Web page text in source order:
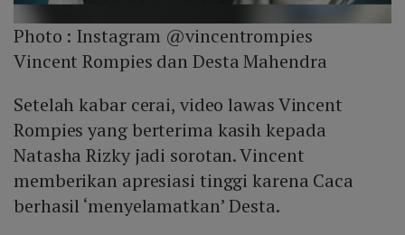
Photo : Instagram @vincentrompies
Vincent Rompies dan Desta Mahendra
Setelah kabar cerai, video lawas Vincent
Rompies yang berterima kasih kepada
Natasha Rizky jadi sorotan. Vincent
memberikan apresiasi tinggi karena Caca
berhasil ‘menyelamatkan’ Desta.